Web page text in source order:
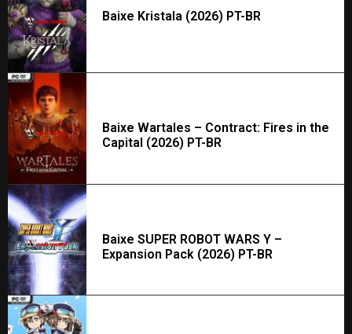
Baixe Kristala (2026) PT-BR
Baixe Wartales – Contract: Fires in the
Capital (2026) PT-BR
Baixe SUPER ROBOT WARS Y –
Expansion Pack (2026) PT-BR